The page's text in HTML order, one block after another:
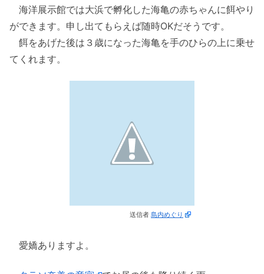
海洋展示館では大浜で孵化した海亀の赤ちゃんに餌やり
ができます。申し出てもらえば随時OKだそうです。
餌をあげた後は３歳になった海亀を手のひらの上に乗せ
てくれます。
送信者 島内めぐり
愛嬌ありますよ。